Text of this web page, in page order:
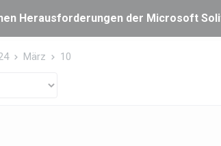
Herausforderungen der Microsoft
März 10